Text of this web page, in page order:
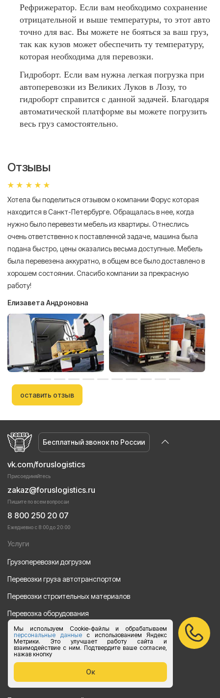
Мы используем Cookie-файлы и обрабатываем
персональные данныес использованием Яндекс
Метрики. Это улучшает работу сайта и
взаимодействие с ним. Подтвердите ваше согласие,
нажав кнопку
Ок
Рефрижератор. Если вам необходимо сохранение
отрицательной и выше температуры, то этот авто
точно для вас. Вы можете не бояться за ваш груз,
так как кузов может обеспечить ту температуру,
которая необходима для перевозки.
Гидроборт. Если вам нужна легкая погрузка при
автоперевозки из Великих Луков в Лозу, то
гидроборт справится с данной задачей. Благодаря
автоматической платформе вы можете погрузить
весь груз самостоятельно.
Отзывы
Хотела бы поделиться отзывом о компании Форус которая
находится в Санкт-Петербурге. Обращалась в нее, когда
нужно было перевезти мебель из квартиры. Отнеслись
очень ответственно к поставленной задаче, машина была
подана быстро, цены оказались весьма доступные. Мебель
была перевезена аккуратно, в общем все было доставлено в
хорошем состоянии. Спасибо компании за прекрасную
работу!
Елизавета Андроновна
оставить отзыв
Бесплатный звонок по России
vk.com/foruslogistics
Присоединяйтесь
zakaz@foruslogistics.ru
Пишите по всем вопросаи
8 800 250 20 07
Ежедневно с 8:00 до 20:00
Услуги
Грузоперевозки догрузом
Перевозки груза автотранспортом
Перевозки строительных материалов
Перевозка оборудования
Перевозка продуктов питания
Переезд
Рефрежераторные перевозки
Перевозки автотехники